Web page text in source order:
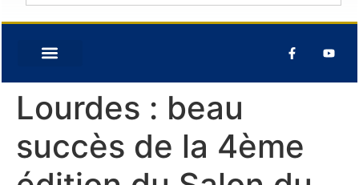
Lourdes : beau
succès de la 4ème